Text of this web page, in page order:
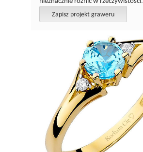
Zapisz projekt graweru